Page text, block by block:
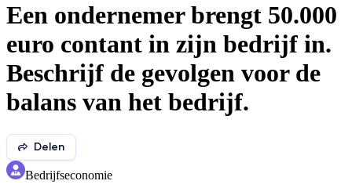
Een ondernemer brengt 50.000
euro contant in zijn bedrijf in.
Beschrijf de gevolgen voor de
balans van het bedrijf.
Delen
Bedrijfseconomie